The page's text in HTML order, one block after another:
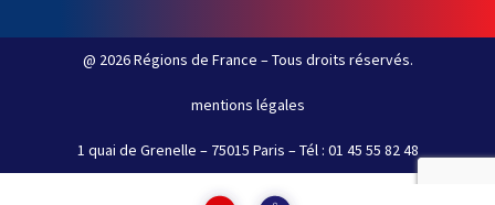
@ 2026 Régions de France – Tous droits réservés.
mentions légales
1 quai de Grenelle – 75015 Paris – Tél : 01 45 55 82 48